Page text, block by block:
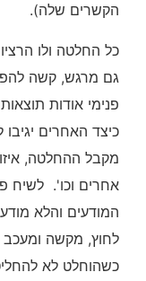
הקשרים שלה).
כל החלטה ולו
גם מרגש, קשה
פנימי אודות
כיצד האחרים
מקבל ההחלטה,
אחרים וכו'. לשיח
המודעים והלא
לחוץ, מקשה
כשהוחלט לא